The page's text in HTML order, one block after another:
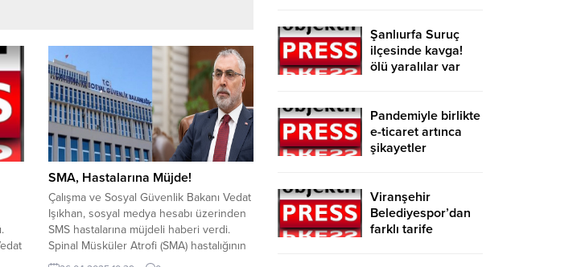
SMA, Hastalarına Müjde!
Çalışma ve Sosyal Güvenlik Bakanı Vedat
Işıkhan, sosyal medya hesabı üzerinden
SMS hastalarına müjdeli haberi verdi.
Spinal Müsküler Atrofi (SMA) hastalığının
tedavisinde kullanılan bir ilaç daha geri
Şanlıurfa Suruç
ilçesinde kavga!
ölü yaralılar var
Pandemiyle birlikte
e-ticaret artınca
şikayetler
Viranşehir
Belediyespor’dan
farklı tarife